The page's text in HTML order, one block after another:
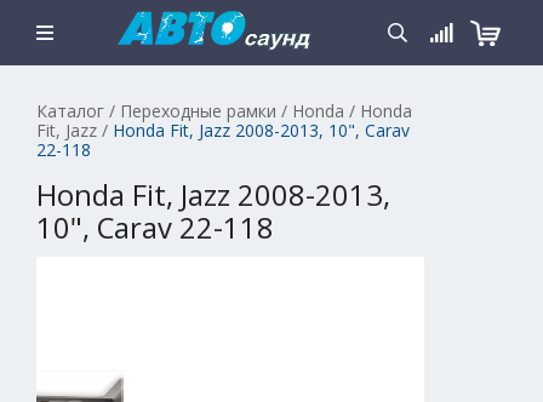
Каталог / Переходные рамки / Honda / Honda
Fit, Jazz / Honda Fit, Jazz 2008-2013, 10", Carav
22-118
Honda Fit, Jazz 2008-2013,
10", Carav 22-118